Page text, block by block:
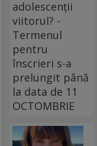
adolescenții
viitorul? -
Termenul
pentru
înscrieri s-a
prelungit până
la data de 11
OCTOMBRIE